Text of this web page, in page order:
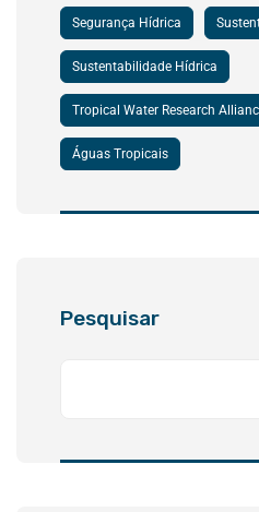
Segurança Hídrica
Sustentabilidade Hídrica
Tropical Water Research
Águas Tropicais
Pesquisar